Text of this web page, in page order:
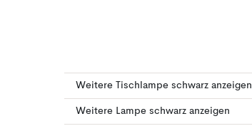
Weitere Tischlampe schwarz anzeigen
Weitere Lampe schwarz anzeigen